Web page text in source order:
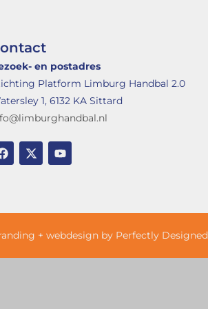
en postadres
Platform Limburg Handbal 2.0
1, 6132 KA Sittard
+ webdesign by Perfectly Designed